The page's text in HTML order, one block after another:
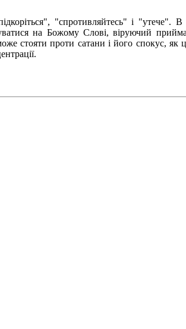
"спротивляйтесь" і "утече". В
на Божому Слові, віруючий
стояти проти сатани і його спокус, як